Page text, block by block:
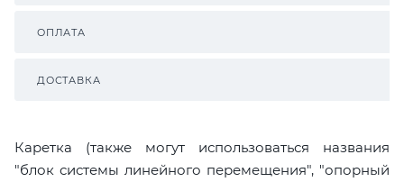
ОПЛАТА
ДОСТАВКА
Каретка (также могут использоваться названия
"блок системы линейного перемещения", "опорный